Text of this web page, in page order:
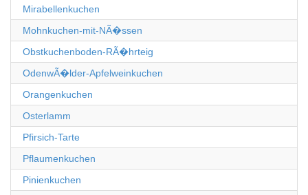
Mirabellenkuchen
Mohnkuchen-mit-NÃ�ssen
Obstkuchenboden-RÃ�hrteig
OdenwÃ�lder-Apfelweinkuchen
Orangenkuchen
Osterlamm
Pfirsich-Tarte
Pflaumenkuchen
Pinienkuchen